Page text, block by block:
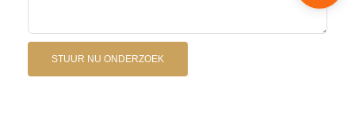
STUUR NU ONDERZOEK